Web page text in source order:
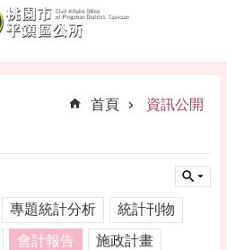
首頁
資訊公開
專題統計分析 統計刊物
會計報告 施政計畫